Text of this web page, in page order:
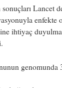
Lancet
enfekte
ihtiyaç